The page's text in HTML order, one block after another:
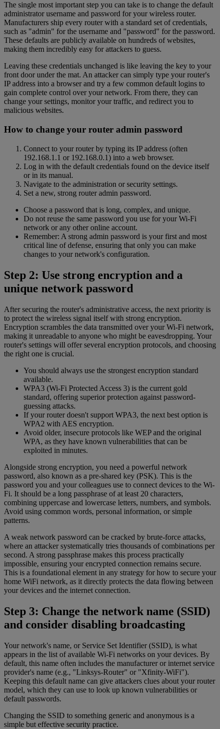
The single most important step you can take is to change the default
administrator username and password for your wireless router.
Manufacturers ship every router with a standard set of credentials,
such as "admin" for the username and "password" for the password.
These defaults are publicly available on hundreds of websites,
making them incredibly easy for attackers to guess.
Leaving these credentials unchanged is like leaving the key to your
front door under the mat. An attacker can simply type your router's
IP address into a browser and try a few common default logins to
gain complete control over your network. From there, they can
change your settings, monitor your traffic, and redirect you to
malicious websites.
How to change your router admin password
Connect to your router by typing its IP address (often
192.168.1.1 or 192.168.0.1) into a web browser.
Log in with the default credentials found on the device itself
or in its manual.
Navigate to the administration or security settings.
Set a new, strong router admin password.
Choose a password that is long, complex, and unique.
Do not reuse the same password you use for your Wi-Fi
network or any other online account.
Remember: A strong admin password is your first and most
critical line of defense, ensuring that only you can make
changes to your network's configuration.
Step 2: Use strong encryption and a
unique network password
After securing the router's administrative access, the next priority is
to protect the wireless signal itself with strong encryption.
Encryption scrambles the data transmitted over your Wi-Fi network,
making it unreadable to anyone who might be eavesdropping. Your
router's settings will offer several encryption protocols, and choosing
the right one is crucial.
You should always use the strongest encryption standard
available.
WPA3 (Wi-Fi Protected Access 3) is the current gold
standard, offering superior protection against password-
guessing attacks.
If your router doesn't support WPA3, the next best option is
WPA2 with AES encryption.
Avoid older, insecure protocols like WEP and the original
WPA, as they have known vulnerabilities that can be
exploited in minutes.
Alongside strong encryption, you need a powerful network
password, also known as a pre-shared key (PSK). This is the
password you and your colleagues use to connect devices to the Wi-
Fi. It should be a long passphrase of at least 20 characters,
combining uppercase and lowercase letters, numbers, and symbols.
Avoid using common words, personal information, or simple
patterns.
A weak network password can be cracked by brute-force attacks,
where an attacker systematically tries thousands of combinations per
second. A strong passphrase makes this process practically
impossible, ensuring your encrypted connection remains secure.
This is a foundational element in any strategy for how to secure your
home WiFi network, as it directly protects the data flowing between
your devices and the internet connection.
Step 3: Change the network name (SSID)
and consider disabling broadcasting
Your network's name, or Service Set Identifier (SSID), is what
appears in the list of available Wi-Fi networks on your devices. By
default, this name often includes the manufacturer or internet service
provider's name (e.g., "Linksys-Router" or "Xfinity-WiFi").
Keeping this default name can give attackers clues about your router
model, which they can use to look up known vulnerabilities or
default passwords.
Changing the SSID to something generic and anonymous is a
simple but effective security practice.